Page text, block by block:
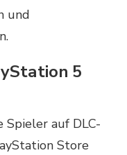
und
5
auf DLC-
Store